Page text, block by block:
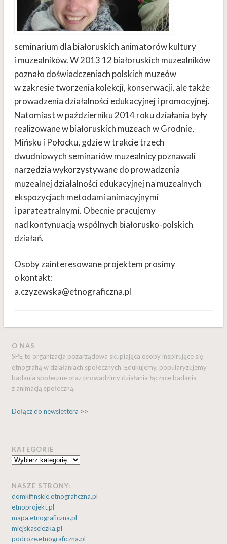
seminarium dla białoruskich animatorów kultury
i muzealników. W 2013 12 białoruskich muzealników
poznało doświadczeniach polskich muzeów
w zakresie tworzenia kolekcji, konserwacji, ale także
prowadzenia działalności edukacyjnej i promocyjnej.
Natomiast w październiku 2014 roku działania były
realizowane w białoruskich muzeach w Grodnie,
Mińsku i Połocku, gdzie w trakcie trzech
dwudniowych seminariów muzealnicy poznawali
narzędzia wykorzystywane do prowadzenia
muzealnej działalności edukacyjnej na muzealnych
ekspozycjach metodami animacyjnymi
i parateatralnymi. Obecnie pracujemy
nad kontynuacją wspólnych białorusko-polskich
działań.
Osoby zainteresowane projektem prosimy
o kontakt:
a.czyzewska@etnograficzna.pl
O NAS
SPE to organizacja pozarządowa skupiająca osoby inspirujące się
etnografią w działaniach społecznych. Edukujemy, popularyzujemy
badania społeczne oraz prowadzimy działania łączące badania
z animacją społeczną.
Dołącz do newslettera >>
KATEGORIE
Kategorie
NASZE STRONY:
domkifinskie.etnograficzna.pl
etnoprojekt.pl
mapa.etnograficzna.pl
miejskasciezka.pl
podroze.etnograficzna.pl